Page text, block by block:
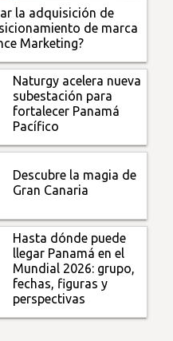
la adquisición de
de marca
Marketing?
Naturgy acelera nueva
subestación para
fortalecer Panamá
Pacífico
Descubre la magia de
Gran Canaria
Hasta dónde puede
llegar Panamá en el
Mundial 2026: grupo,
fechas, figuras y
perspectivas